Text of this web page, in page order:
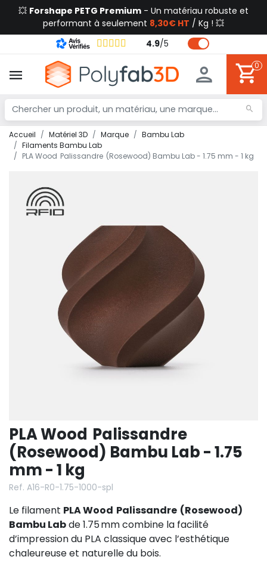
💥 Forshape PETG Premium - Un matériau robuste et
performant à seulement 8,30€ HT / Kg ! 💥
4.9/5
0
Accueil Matériel 3D Marque
Bambu Lab
Filaments Bambu Lab
PLA Wood Palissandre (Rosewood) Bambu Lab - 1.75 mm - 1 kg
PLA Wood Palissandre
(Rosewood) Bambu Lab - 1.75
mm - 1 kg
Ref. A16-R0-1.75-1000-spl
Le filament PLA Wood Palissandre (Rosewood)
Bambu Labde 1.75 mm combine la facilité
d’impression du PLA classique avec l’esthétique
chaleureuse et naturelle du bois.